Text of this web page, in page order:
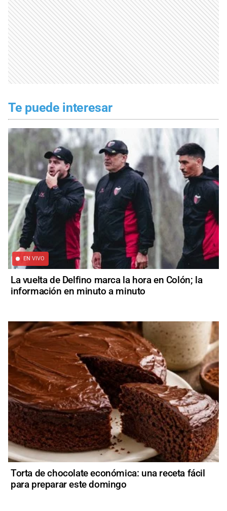
Te puede interesar
EN VIVO
La vuelta de Delfino marca la hora en Colón; la
información en minuto a minuto
Torta de chocolate económica: una receta fácil
para preparar este domingo